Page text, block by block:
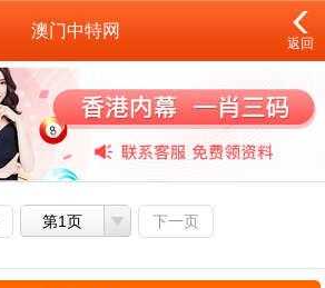
澳门中特网
返回
第1页 下一页